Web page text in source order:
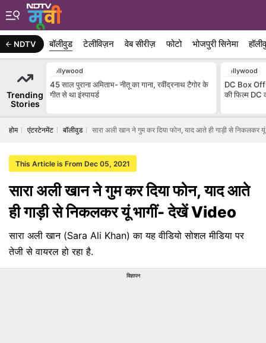
NDTV बॉलीवुड टेलीविज़न वेब सीरीज़ फोटो भोजपुरी सिनेमा
Trending
Stories
Bollywood
45 साल पुराना अमिताभ- नीतू का गाना, रवींद्रनाथ टैगोर के
गीत से था इंस्पायर्ड
Bollywood
DC Box
की फिल्म DC
होम एंटरटेनमेंट बॉलीवुड सारा अली खान ने गुम कर दिया फोन, याद आते ही गाड़ी से निकलकर
This Article is From Dec 05, 2021
सारा अली खान ने गुम कर दिया फोन, याद आते
ही गाड़ी से निकलकर यूं भागीं- देखें Video
सारा अली खान (Sara Ali Khan) का यह वीडियो सोशल मीडिया पर
तेजी से वायरल हो रहा है.
विज्ञापन